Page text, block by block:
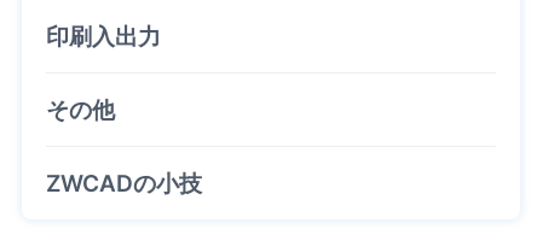
印刷入出力
その他
ZWCADの小技